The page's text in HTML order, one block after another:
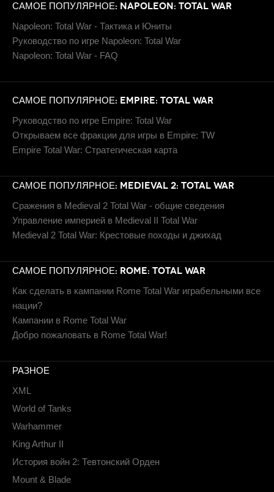
САМОЕ ПОПУЛЯРНОЕ: NAPOLEON: TOTAL WAR
Napoleon: Total War - Тактика и Юниты
Руководство по игре Napoleon: Total War
Napoleon: Total War - FAQ
САМОЕ ПОПУЛЯРНОЕ: EMPIRE: TOTAL WAR
Руководство по игре Empire: Total War
Открываем все фракции для игры в Empire: TW
Empire Total War: Стратегическая карта
САМОЕ ПОПУЛЯРНОЕ: MEDIEVAL 2: TOTAL WAR
Сражения в Medieval 2 Total War - общие сведения
Управление империей в Medieval II Total War
Medieval 2 Total War: Крестовые походы и джихад
САМОЕ ПОПУЛЯРНОЕ: ROME: TOTAL WAR
Как сделать в кампании Rome Total War играбельными все
нации?
Кампании в Rome Total War
Добро пожаловать в Rome Total War!
РАЗНОЕ
XML
World of Tanks
Warhammer
King Arthur II
История войн 2: Тевтонский Орден
Mount & Blade